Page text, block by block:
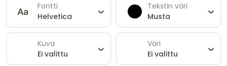
Fontti
Helvetica
Tekstin väri
Musta
Kuva
Ei valittu
Väri
Ei valittu